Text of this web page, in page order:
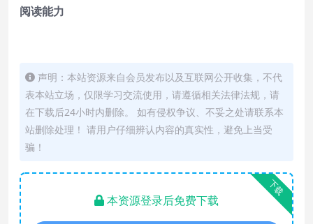
阅读能力
声明：本站资源来自会员发布以及互联网公开收集，不代
表本站立场，仅限学习交流使用，请遵循相关法律法规，请
在下载后24小时内删除。 如有侵权争议、不妥之处请联系本
站删除处理！ 请用户仔细辨认内容的真实性，避免上当受
骗！
下载
本资源登录后免费下载